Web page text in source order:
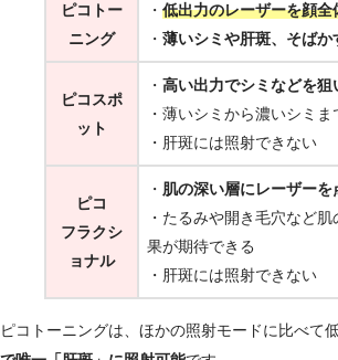
ピコトー
ニング
・ 低出力のレーザーを顔全
・ 薄いシミや肝斑、そばか
ピコスポ
ット
・ 高い出力でシミなどを狙
・薄いシミから濃いシミま
・肝斑には照射できない
ピコ
フラクシ
ョナル
・ 肌の深い層にレーザーを
・たるみや開き毛穴など
果が期待できる
・肝斑には照射できない
ピコトーニングは、ほかの照射モードに比べて